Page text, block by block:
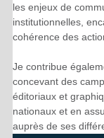
les enjeux de
institutionnelles,
cohérence des
Je contribue
concevant des
éditoriaux et
nationaux et en
auprès de ses